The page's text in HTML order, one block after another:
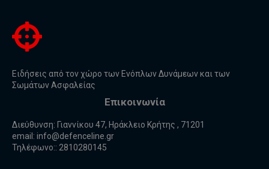
Ειδήσεις από τον χώρο των Ενόπλων Δυνάμεων και των
Σωμάτων Ασφαλείας
Επικοινωνία
Διεύθυνση: Γιαννίκου 47, Ηράκλειο Κρήτης , 71201
email: info@defenceline.gr
Τηλέφωνο:: 2810280145